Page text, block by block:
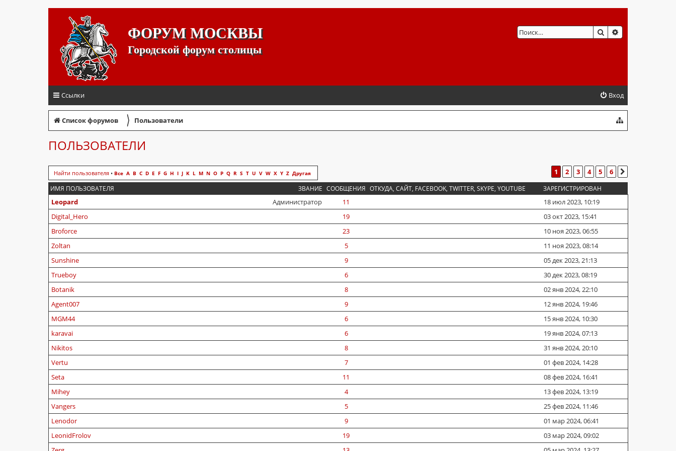
ФОРУМ МОСКВЫ
Городской форум столицы
ПОИСК
Ссылки Вход
Список форумов 〉 Пользователи
ПОЛЬЗОВАТЕЛИ
Найти пользователя • Все A B C D E F G H I J K L M N O P Q R S T U V W X Y Z Другая 1 2 3 4 5 6
ЗВАНИЕ
ИМЯ ПОЛЬЗОВАТЕЛЯ СООБЩЕНИЯ ОТКУДА, САЙТ, FACEBOOK, TWITTER, SKYPE, YOUTUBE ЗАРЕГИСТРИРОВАН
Администратор
Leopard 11
18 июл 2023, 10:19
Digital_Hero
19
03 окт 2023, 15:41
Broforce
23
10 ноя 2023, 06:55
Zoltan
5
11 ноя 2023, 08:14
Sunshine
9
05 дек 2023, 21:13
Trueboy
6
30 дек 2023, 08:19
Botanik
8
02 янв 2024, 22:10
Agent007
9
12 янв 2024, 19:46
MGM44
6
15 янв 2024, 10:30
karavai
6
19 янв 2024, 07:13
Nikitos
8
31 янв 2024, 20:10
Vertu
7
01 фев 2024, 14:28
Seta
11
08 фев 2024, 16:41
Mihey
4
13 фев 2024, 13:19
Vangers
5
25 фев 2024, 11:46
Lenodor
9
01 мар 2024, 06:41
LeonidFrolov
19
03 мар 2024, 09:02